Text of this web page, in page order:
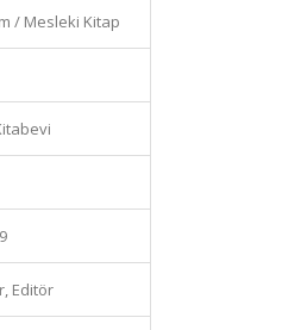
/ Mesleki Kitap
Editör